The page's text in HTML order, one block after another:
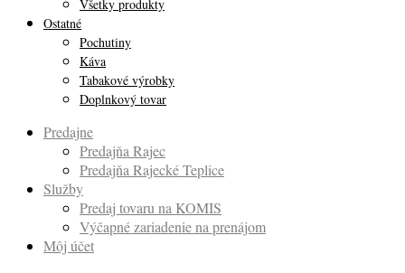
Všetky produkty
Ostatné
Pochutiny
Káva
Tabakové výrobky
Doplnkový tovar
Predajne
Predajňa Rajec
Predajňa Rajecké Teplice
Služby
Predaj tovaru na KOMIS
Výčapné zariadenie na prenájom
Môj účet